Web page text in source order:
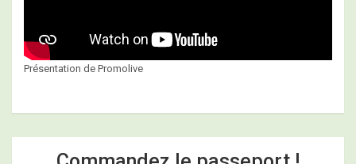
Présentation de Promolive